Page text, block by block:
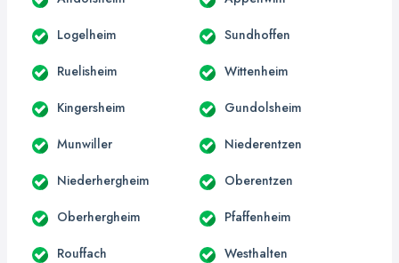
Logelheim Sundhoffen
Ruelisheim Wittenheim
Kingersheim Gundolsheim
Munwiller Niederentzen
Niederhergheim Oberentzen
Oberhergheim Pfaffenheim
Rouffach Westhalten